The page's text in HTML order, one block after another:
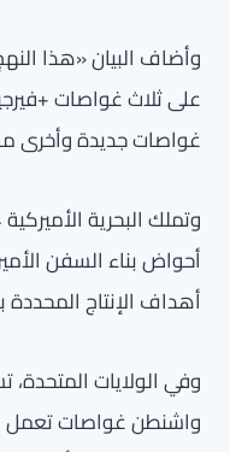
وأضاف البيان «هذا
على ثلاث غواصات
غواصات جديدة وأخرى
أحواض بناء السفن
أهداف الإنتاج
وفي الولايات
واشنطن غواصات تعمل